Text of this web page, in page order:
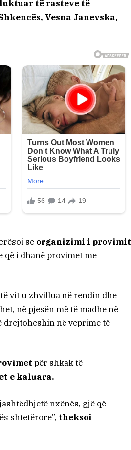
të rasteve të
Vesna Janevska,
se organizimi i provimit
që i dhanë provimet me
vit u zhvillua në rendin dhe
në pjesën më të madhe në
drejtoheshin në veprime të
për shkak të
e kaluara.
nxënës, gjë që
shtetërore”, theksoi